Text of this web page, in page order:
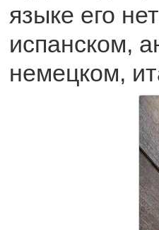
языке его
испанском,
немецком,